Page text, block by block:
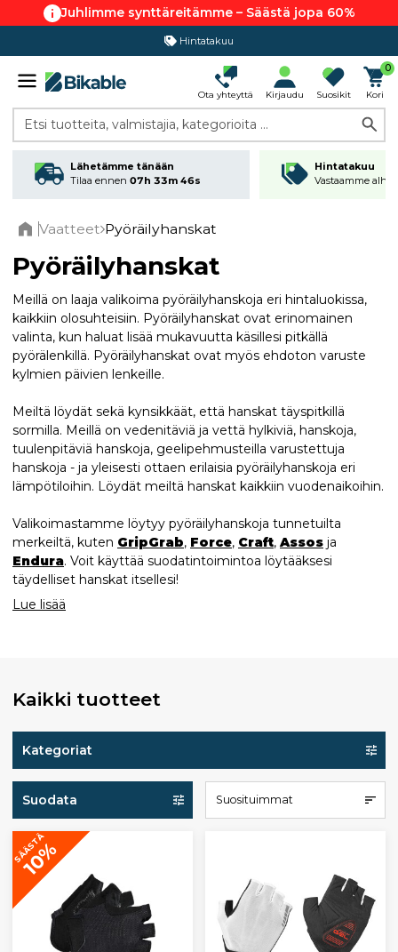
Juhlimme synttäreitämme – Säästä jopa 60%
Hintatakuu
Ota yhteyttä Kirjaudu Suosikit
0
Kori
Etsi tuotteita, valmistajia, kategorioita ...
Lähetämme tänään
Tilaa ennen 07h 33m 45s
Hintatakuu
Vastaamme
Vaatteet Pyöräilyhanskat
Pyöräilyhanskat
Meillä on laaja valikoima pyöräilyhanskoja eri hintaluokissa,
kaikkiin olosuhteisiin. Pyöräilyhanskat ovat erinomainen
valinta, kun haluat lisää mukavuutta käsillesi pitkällä
pyörälenkillä. Pyöräilyhanskat ovat myös ehdoton varuste
kylmien päivien lenkeille.
Meiltä löydät sekä kynsikkäät, että hanskat täyspitkillä
sormilla. Meillä on vedenitäviä ja vettä hylkiviä, hanskoja,
tuulenpitäviä hanskoja, geelipehmusteilla varustettuja
hanskoja - ja yleisesti ottaen erilaisia pyöräilyhanskoja eri
lämpötiloihin. Löydät meiltä hanskat kaikkiin vuodenaikoihin.
Valikoimastamme löytyy pyöräilyhanskoja tunnetuilta
merkeiltä, kuten GripGrab, Force, Craft, Assos ja
Endura. Voit käyttää suodatintoimintoa löytääksesi
täydelliset hanskat itsellesi!
Lue lisää
Kaikki tuotteet
Kategoriat
Suodata Suosituimmat
SÄÄSTÄ
10%